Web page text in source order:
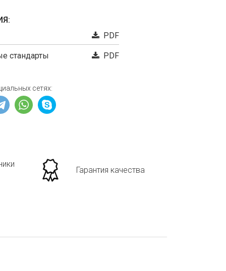
PDF
стандарты PDF
сетях:
Гарантия качества